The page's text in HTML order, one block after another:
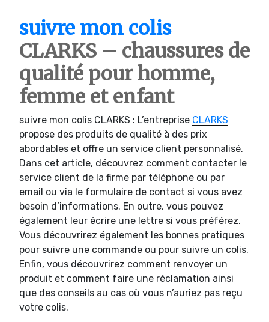
suivre mon colis
CLARKS – chaussures de
qualité pour homme,
femme et enfant
suivre mon colis CLARKS : L’entreprise CLARKS
propose des produits de qualité à des prix
abordables et offre un service client personnalisé.
Dans cet article, découvrez comment contacter le
service client de la firme par téléphone ou par
email ou via le formulaire de contact si vous avez
besoin d’informations. En outre, vous pouvez
également leur écrire une lettre si vous préférez.
Vous découvrirez également les bonnes pratiques
pour suivre une commande ou pour suivre un colis.
Enfin, vous découvrirez comment renvoyer un
produit et comment faire une réclamation ainsi
que des conseils au cas où vous n’auriez pas reçu
votre colis.